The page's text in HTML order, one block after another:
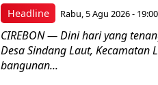
Headline Rabu, 5 Agu 2026 - 19:00
CIREBON — Dini hari yang
Desa Sindang Laut, Kecamatan
bangunan...